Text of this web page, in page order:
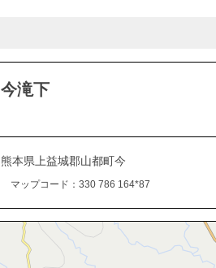
今滝下
熊本県上益城郡山都町今
マップコード：330 786 164*87